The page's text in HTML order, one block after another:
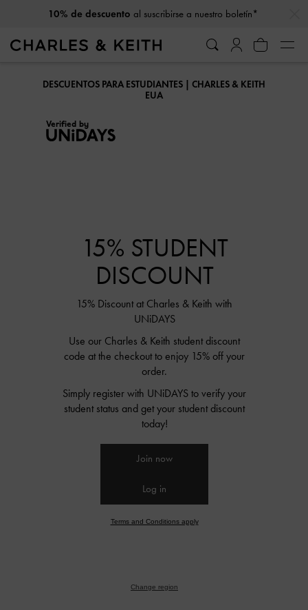
10% de descuento al suscribirse a nuestro boletín*
DESCUENTOS PARA ESTUDIANTES | CHARLES & KEITH
EUA